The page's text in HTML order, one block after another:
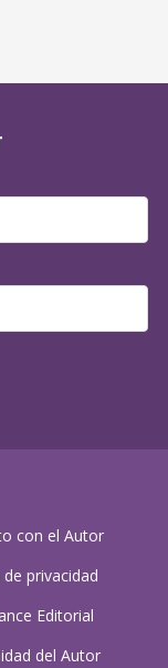
con el Autor
privacidad
Editorial
del Autor